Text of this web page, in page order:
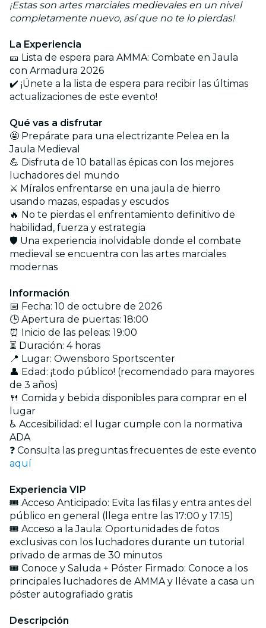
¡Estas son artes marciales medievales en un nivel
completamente nuevo, así que no te lo pierdas!
La Experiencia
🎫 Lista de espera para AMMA: Combate en Jaula
con Armadura 2026
✔️ ¡Únete a la lista de espera para recibir las últimas
actualizaciones de este evento!
Qué vas a disfrutar
🤩 Prepárate para una electrizante Pelea en la
Jaula Medieval
💪 Disfruta de 10 batallas épicas con los mejores
luchadores del mundo
⚔️ Míralos enfrentarse en una jaula de hierro
usando mazas, espadas y escudos
🔥 No te pierdas el enfrentamiento definitivo de
habilidad, fuerza y estrategia
🛡️ Una experiencia inolvidable donde el combate
medieval se encuentra con las artes marciales
modernas
Información
📅 Fecha: 10 de octubre de 2026
🕒 Apertura de puertas: 18:00
⏰ Inicio de las peleas: 19:00
⏳ Duración: 4 horas
📍 Lugar: Owensboro Sportscenter
👤 Edad: ¡todo público! (recomendado para mayores
de 3 años)
🍴 Comida y bebida disponibles para comprar en el
lugar
♿ Accesibilidad: el lugar cumple con la normativa
ADA
❓ Consulta las preguntas frecuentes de este evento
aquí
Experiencia VIP
🎟️ Acceso Anticipado: Evita las filas y entra antes del
público en general (llega entre las 17:00 y 17:15)
🎟️ Acceso a la Jaula: Oportunidades de fotos
exclusivas con los luchadores durante un tutorial
privado de armas de 30 minutos
🎟️ Conoce y Saluda + Póster Firmado: Conoce a los
principales luchadores de AMMA y llévate a casa un
póster autografiado gratis
Descripción